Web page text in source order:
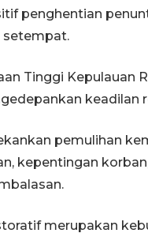
penghentian
setempat.
Tinggi Kepulauan
keadilan
pemulihan
kepentingan
merupakan